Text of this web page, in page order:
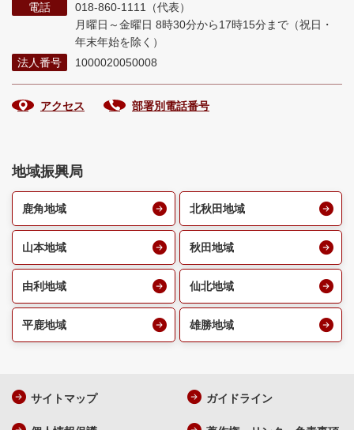
電話
018-860-1111（代表）
月曜日～金曜日 8時30分から17時15分まで （祝日・
年末年始を除く）
法人番号
1000020050008
アクセス 部署別電話番号
地域振興局
鹿角地域 北秋田地域
山本地域 秋田地域
由利地域 仙北地域
平鹿地域 雄勝地域
サイトマップ ガイドライン